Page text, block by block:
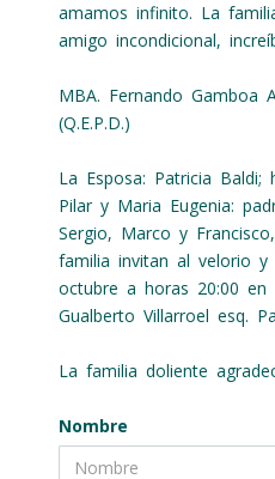
amamos infinito. La
amigo incondicional,
MBA. Fernando Gamboa
(Q.E.P.D.)
La Esposa: Patricia Baldi;
Pilar y Maria Eugenia:
Sergio, Marco y
familia invitan al velorio
octubre a horas 20:00 en
Gualberto Villarroel esq.
La familia doliente
Nombre